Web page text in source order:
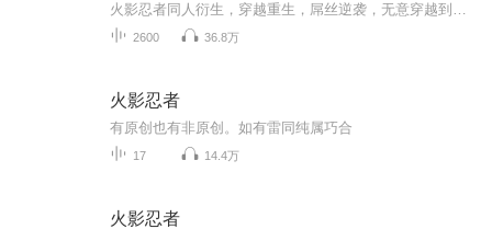
2600 36.8万
火影忍者
有原创也有非原创。如有雷同纯属巧合
17 14.4万
火影忍者